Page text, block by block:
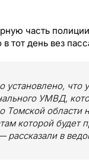
часть
тот день вез
установлено, что
УМВД,
области
которой будет
рассказали в